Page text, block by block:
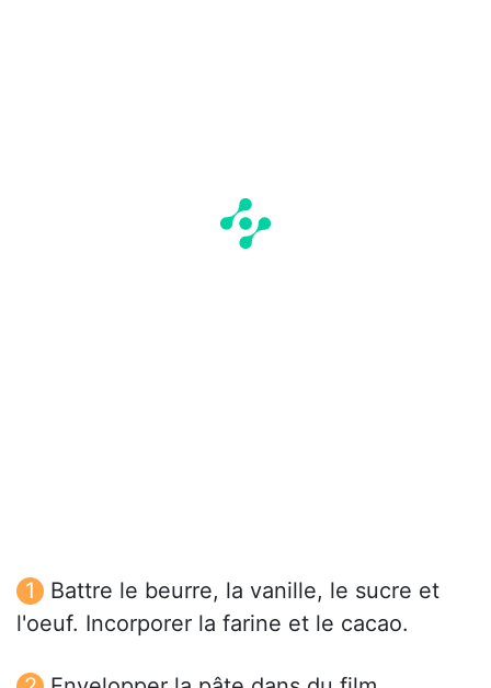
Battre le beurre, la vanille, le sucre et
l'oeuf. Incorporer la farine et le cacao.